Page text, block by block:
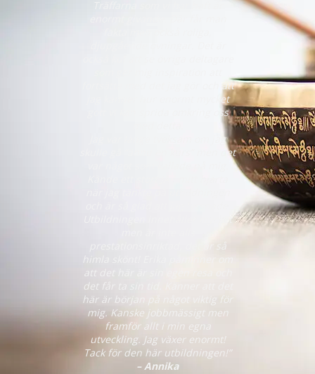
fortsätta med det jag gör och att
jag känner hur enormt mycket
gott vi kan sprida omkring oss
Jag var länge tveksam om jag
skulle gå “ännu en kurs” men det
Utbildningen innehåller mycket
att det här är sin egen resa och
det får ta sin tid. Känner att det
här är början på något viktig för
mig. Kanske jobbmässigt men
framför allt i min egna
utveckling. Jag växer enormt!
Tack för den här utbildningen!”
– Annika